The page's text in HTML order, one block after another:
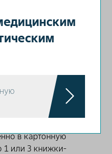
таблетки
[Метафолин]
мг.
действующих
витаминные
ячейковую
материала
и запечатывают
в картонную
1 или 3 книжки-